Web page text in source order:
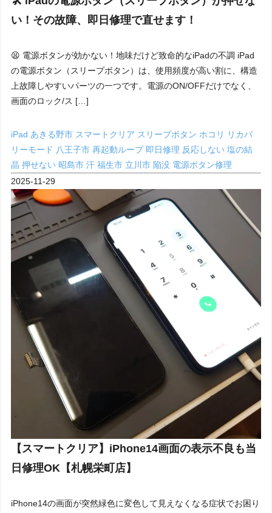
い！その故障、即日修理で直せます！
😫 電源ボタンが効かない！地味だけど致命的なiPadの不調 iPad
の電源ボタン（スリープボタン）は、使用頻度が高い割に、構造
上故障しやすいパーツの一つです。電源のON/OFFだけでなく、
画面のロック/ス […]
iPad あきる野市 スマートクリア スリープボタン ホコリ
リカバ
リーモード 八王子市再起動ループ 即日修理 反応しない塩の結
晶押せない 昭島市汗福生市 立川市 陥没 電源ボタン修理
2025-11-29
【スマートクリア】iPhone14画面の表示不良も当
日修理OK【札幌栄町店】
iPhone14の画面が突然緑色に変色して見えなくなる症状でお困り